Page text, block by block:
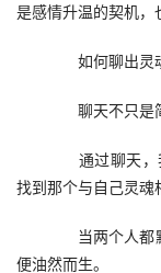
是感情升温的契机，
如何聊出灵
聊天不只是简
通过聊天，
找到那个与自己灵魂
当两个人都默
便油然而生。